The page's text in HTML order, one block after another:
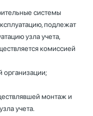
системы
подлежат
узла учета,
комиссией
организации;
монтаж и
учета.